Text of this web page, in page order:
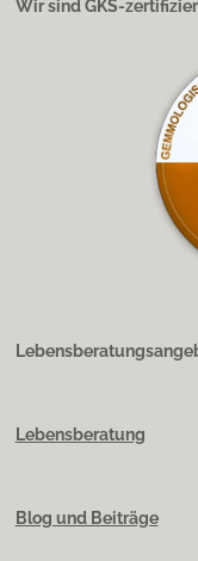
Wir sind GKS-
Lebensberatung
Blog und Beiträge